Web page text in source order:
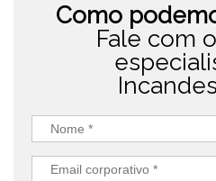
Como
Fale com